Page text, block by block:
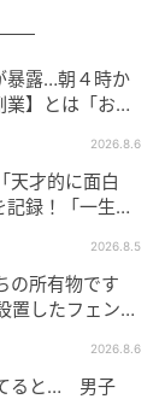
暴露…朝４時か
業】とは「お金
2026.8.6
天才的に面白
記録！「一生言
2026.8.5
の所有物です
置したフェン
2026.8.6
ると… 男子